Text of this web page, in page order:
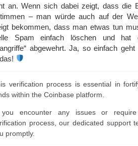
an. Wenn sich dabei zeigt, dass die
– man würde auch auf der
bekommen, dass man etwas tun
Spam einfach löschen und hat
abgewehrt. Ja, so einfach
verification process is essential in
within the Coinbase platform.
encounter any issues or
process, our dedicated support
promptly.